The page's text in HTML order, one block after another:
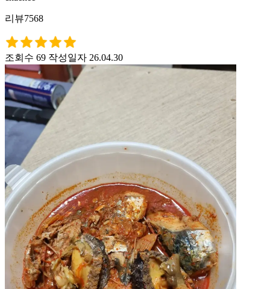
리뷰7568
조회수 69 작성일자 26.04.30